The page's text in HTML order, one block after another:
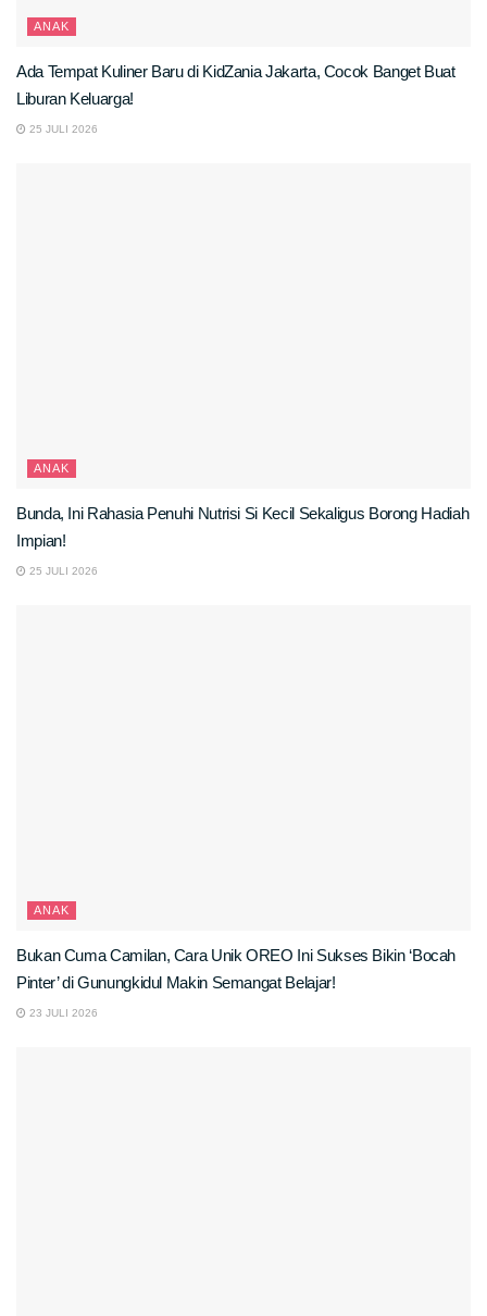
ANAK
Ada Tempat Kuliner Baru di KidZania Jakarta, Cocok Banget Buat
Liburan Keluarga!
25 JULI 2026
ANAK
Bunda, Ini Rahasia Penuhi Nutrisi Si Kecil Sekaligus Borong Hadiah
Impian!
25 JULI 2026
ANAK
Bukan Cuma Camilan, Cara Unik OREO Ini Sukses Bikin ‘Bocah
Pinter’ di Gunungkidul Makin Semangat Belajar!
23 JULI 2026